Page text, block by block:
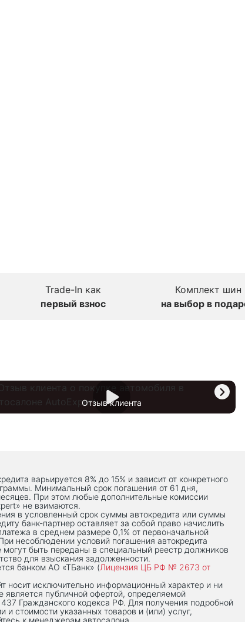
Trade-In как
первый взнос
Комплект шин
на выбор в
Отзыв клиента
варьируется 8% до 15% и зависит от конкретного
Минимальный срок погашения от 61 дня,
При этом любые дополнительные комиссии
не взимаются.
в условленный срок суммы автокредита или суммы
банк-партнер оставляет за собой право начислить
в среднем размере 0,1% от первоначальной
несоблюдении условий погашения автокредита
быть переданы в специальный реестр должников
для взыскания задолженности.
банком АО «ТБанк» (Лицензия ЦБ РФ № 2673 от
носит исключительно информационный характер и ни
является публичной офертой, определяемой
Гражданского кодекса РФ. Для получения подробной
и стоимости указанных товаров и (или) услуг,
к менеджерам автосалона.